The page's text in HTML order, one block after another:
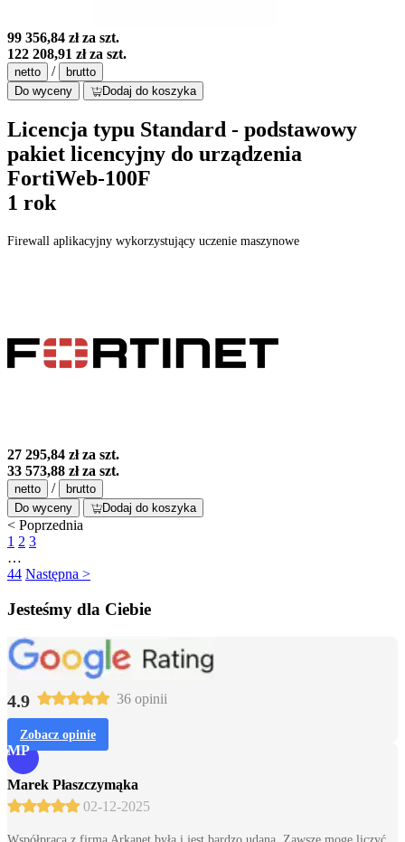
99 356,84 złza szt.
122 208,91 złza szt.
netto /
brutto
Do wyceny
Dodaj do koszyka
Licencja typu Standard - podstawowy
pakiet licencyjny do urządzenia
FortiWeb-100F
1 rok
Firewall aplikacyjny wykorzystujący uczenie maszynowe
27 295,84 złza szt.
33 573,88 złza szt.
netto /
brutto
Do wyceny
Dodaj do koszyka
< Poprzednia
1 2 3
…
44 Następna >
Jesteśmy dla Ciebie
4.9 36 opinii
Zobacz opinie
MP
Marek Płaszczymąka
02-12-2025